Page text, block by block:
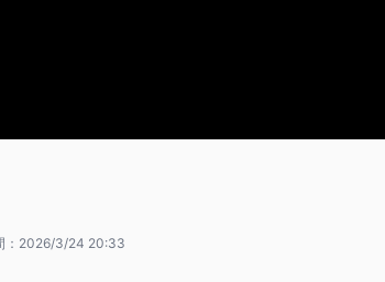
2026/3/24 20:33